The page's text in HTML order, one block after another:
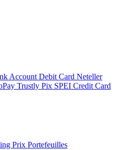
Account Debit Card Neteller
Trustly Pix SPEI Credit Card
Prix Portefeuilles